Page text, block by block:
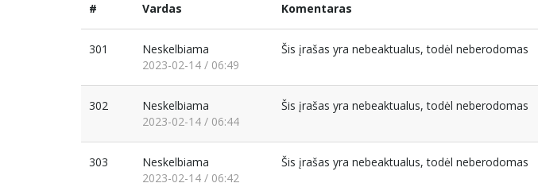
# Vardas Komentaras
301
Neskelbiama
2023-02-14 / 06:49
Šis įrašas yra nebeaktualus, todėl neberodomas
302
Neskelbiama
2023-02-14 / 06:44
Šis įrašas yra nebeaktualus, todėl neberodomas
303
Neskelbiama
2023-02-14 / 06:42
Šis įrašas yra nebeaktualus, todėl neberodomas